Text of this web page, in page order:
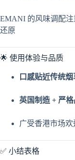
EMANI 的风味调配注
还原
🌟 使用体验与品质
口感贴近传统烟
英国制造 + 严
广受香港市场
✅ 小结表格